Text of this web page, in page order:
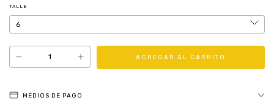
TALLE
MEDIOS DE PAGO